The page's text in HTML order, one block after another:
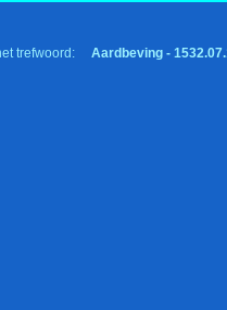
trefwoord: Aardbeving -